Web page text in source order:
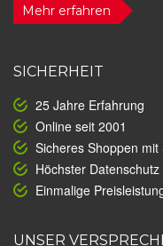
Mehr erfahren
SICHERHEIT
25 Jahre Erfahrung
Online seit 2001
Sicheres Shoppen mit
Höchster Datenschutz
Einmalige
UNSER